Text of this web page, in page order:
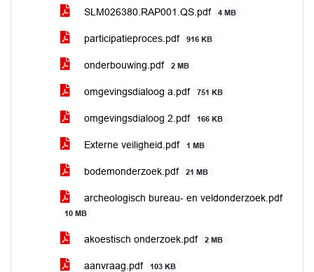
SLM026380.RAP001.QS.pdf 4 MB
participatieproces.pdf 916 KB
onderbouwing.pdf 2 MB
omgevingsdialoog a.pdf 751 KB
omgevingsdialoog 2.pdf 166 KB
Externe veiligheid.pdf 1 MB
bodemonderzoek.pdf 21 MB
archeologisch bureau- en veldonderzoek.pdf
10 MB
akoestisch onderzoek.pdf 2 MB
aanvraag.pdf 103 KB